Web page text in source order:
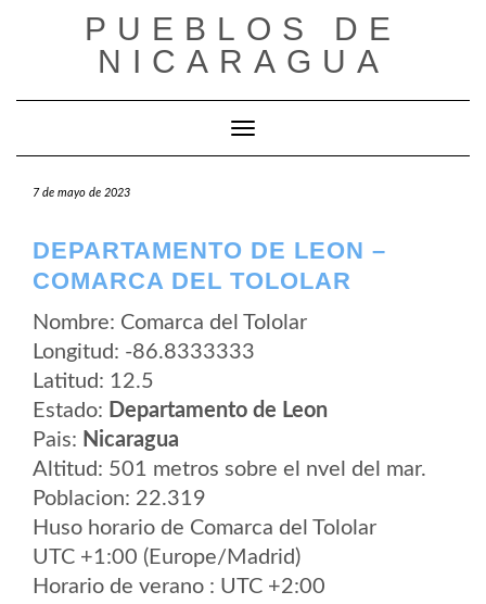
PUEBLOS DE
NICARAGUA
Cambiar modo de navegación
7 de mayo de 2023
DEPARTAMENTO DE LEON –
COMARCA DEL TOLOLAR
Nombre: Comarca del Tololar
Longitud: -86.8333333
Latitud: 12.5
Estado: Departamento de Leon
Pais: Nicaragua
Altitud: 501 metros sobre el nvel del mar.
Poblacion: 22.319
Huso horario de Comarca del Tololar
UTC +1:00 (Europe/Madrid)
Horario de verano : UTC +2:00